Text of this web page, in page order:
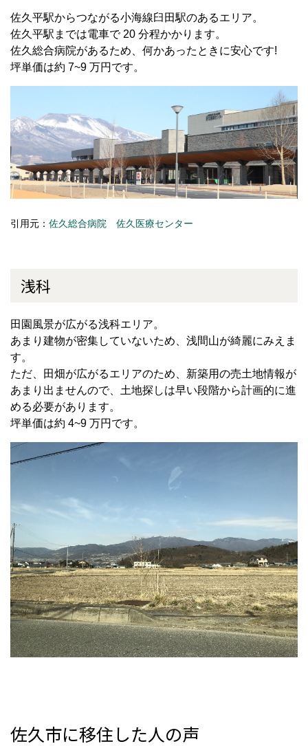
佐久平駅からつながる小海線臼田駅のあるエリア。
佐久平駅までは電車で 20 分程かかります。
佐久総合病院があるため、何かあったときに安心です!
坪単価は約 7~9 万円です。
引用元： 佐久総合病院 佐久医療センター
浅科
田園風景が広がる浅科エリア。
あまり建物が密集していないため、浅間山が綺麗にみえま
す。
ただ、田畑が広がるエリアのため、新築用の売土地情報が
あまり出ませんので、土地探しは早い段階から計画的に進
める必要があります。
坪単価は約 4~9 万円です。
佐久市に移住した人の声